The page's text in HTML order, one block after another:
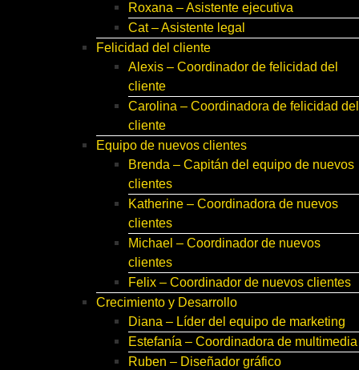
Roxana – Asistente ejecutiva
Cat – Asistente legal
Felicidad del cliente
Alexis – Coordinador de felicidad del
cliente
Carolina – Coordinadora de felicidad del
cliente
Equipo de nuevos clientes
Brenda – Capitán del equipo de nuevos
clientes
Katherine – Coordinadora de nuevos
clientes
Michael – Coordinador de nuevos
clientes
Felix – Coordinador de nuevos clientes
Crecimiento y Desarrollo
Diana – Líder del equipo de marketing
Estefanía – Coordinadora de multimedia
Ruben – Diseñador gráfico